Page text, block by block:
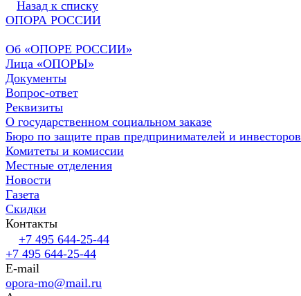
Назад к списку
ОПОРА РОССИИ
Об «ОПОРЕ РОССИИ»
Лица «ОПОРЫ»
Документы
Вопрос-ответ
Реквизиты
О государственном социальном заказе
Бюро по защите прав предпринимателей и инвесторов
Комитеты и комиссии
Местные отделения
Новости
Газета
Скидки
Контакты
+7 495 644-25-44
+7 495 644-25-44
E-mail
opora-mo@mail.ru